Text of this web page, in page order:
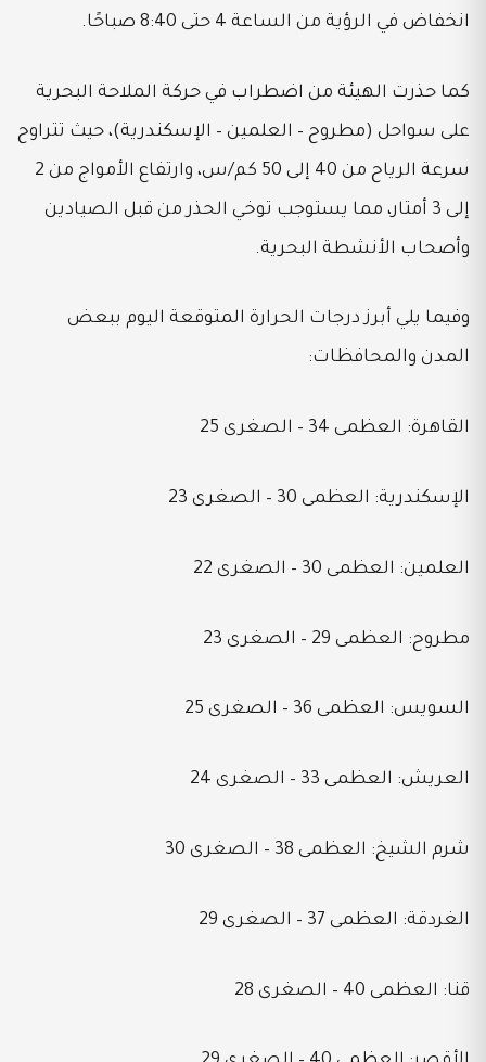
انخفاض في الرؤية من الساعة 4 حتى 8:40 صباحًا.
كما حذرت الهيئة من اضطراب في حركة الملاحة البحرية
على سواحل (مطروح – العلمين – الإسكندرية)، حيث تتراوح
سرعة الرياح من 40 إلى 50 كم/س، وارتفاع الأمواج من 2
إلى 3 أمتار، مما يستوجب توخي الحذر من قبل الصيادين
وأصحاب الأنشطة البحرية.
وفيما يلي أبرز درجات الحرارة المتوقعة اليوم ببعض
المدن والمحافظات:
القاهرة: العظمى 34 – الصغرى 25
الإسكندرية: العظمى 30 – الصغرى 23
العلمين: العظمى 30 – الصغرى 22
مطروح: العظمى 29 – الصغرى 23
السويس: العظمى 36 – الصغرى 25
العريش: العظمى 33 – الصغرى 24
شرم الشيخ: العظمى 38 – الصغرى 30
الغردقة: العظمى 37 – الصغرى 29
قنا: العظمى 40 – الصغرى 28